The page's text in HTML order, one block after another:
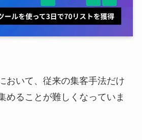
おいて、従来の集客手法だけ
めることが難しくなっていま